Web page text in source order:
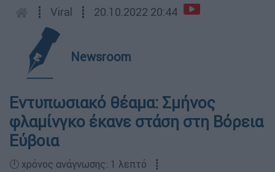
┋ Viral ┋ 20.10.2022 20:44
Newsroom
Εντυπωσιακό θέαμα: Σμήνος
φλαμίνγκο έκανε στάση στη Βόρεια
Εύβοια
🕛 χρόνος ανάγνωσης: 1 λεπτό ┋